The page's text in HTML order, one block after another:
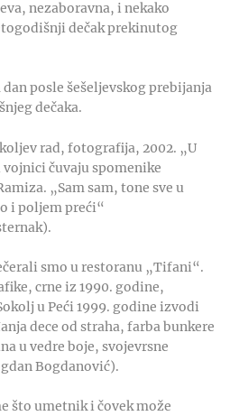
nezaboravna, i nekako
dečak prekinutog
posle šešeljevskog prebijanja
dečaka.
rad, fotografija, 2002. „U
čuvaju spomenike
„Sam sam, tone sve u
i poljem preći“
smo u restoranu „Tifani“.
crne iz 1990. godine,
u Peći 1999. godine izvodi
dece od straha, farba bunkere
u vedre boje, svojevrsne
Bogdanović).
što umetnik i čovek može